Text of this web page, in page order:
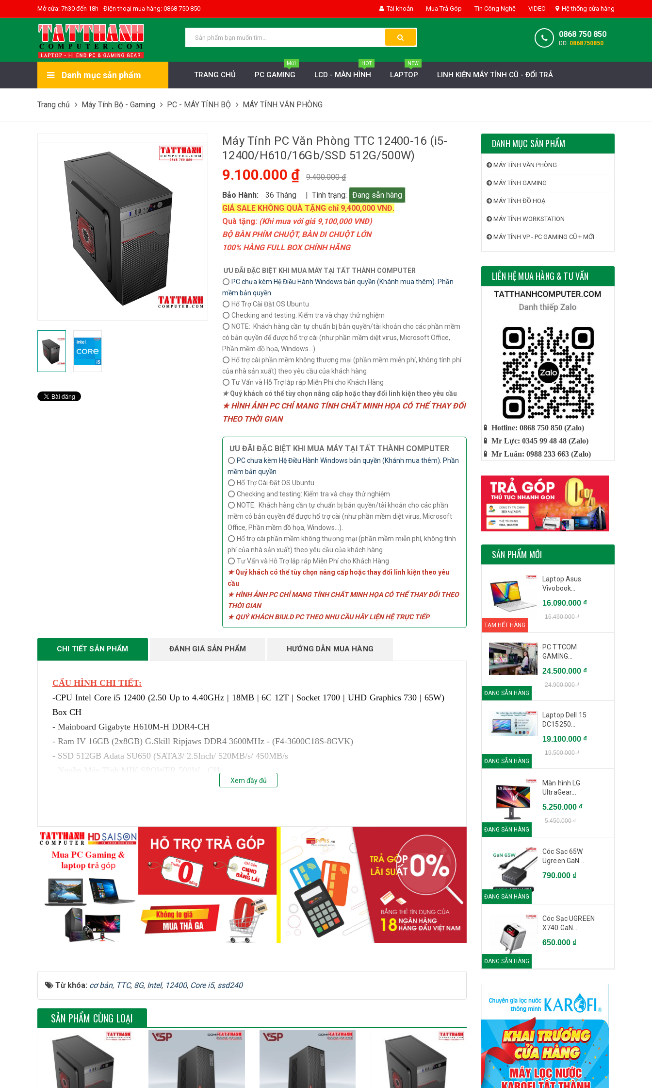
Mở cửa: 7h30 đến 18h - Điện thoại mua hàng: 0868 750 850 Tài khoản Mua Trả Góp Tin Công Nghệ VIDEO Hệ thống cửa hàng
0868 750 850
DĐ: 0868750850
Danh mục sản phẩm TRANG CHỦ PC GAMING
MỚI
LCD - MÀN HÌNH
HOT
LAPTOP
NEW
LINH KIỆN MÁY TÍNH CŨ - ĐỔI TRẢ
Trang chủ Máy Tính Bộ - Gaming PC - MÁY TÍNH BỘ MÁY TÍNH VĂN PHÒNG
Máy Tính PC Văn Phòng TTC 12400-16 (i5-
12400/H610/16Gb/SSD 512G/500W)
9.100.000 ₫
9.400.000 ₫
Bảo Hành:
36 Tháng | Tình trạng:
Đang sẵn hàng
GIÁ SALE KHÔNG QUÀ TẶNG chỉ 9,400,000 VNĐ.
Quà tặng: (Khi mua với giá 9,100,000 VNĐ)
BỘ BÀN PHÍM CHUỘT, BÀN DI CHUỘT LỚN
100% HÀNG FULL BOX CHÍNH HÃNG
ƯU ĐÃI ĐẶC BIỆT KHI MUA MÁY TẠI TẤT THÀNH COMPUTER
⭕ PC chưa kèm Hệ Điều Hành Windows bản quyền (Khánh mua thêm). Phần
mềm bản quyền
⭕ Hổ Trợ Cài Đặt OS Ubuntu
⭕ Checking and testing: Kiểm tra và chạy thử nghiệm
⭕ NOTE: Khách hàng cần tự chuẩn bị bản quyền/tài khoản cho các phần mềm
có bản quyền để được hổ trợ cài (như phần mềm diệt virus, Microsoft Office,
Phần mềm đồ họa, Windows...).
⭕ Hổ trợ cài phần mềm không thương mại (phần mềm miễn phí, không tính phí
của nhà sản xuất) theo yêu cầu của khách hàng
⭕ Tư Vấn và Hỗ Trợ lắp ráp Miễn Phí cho Khách Hàng
★Quý khách có thể tùy chọn nâng cấp hoặc thay đổi linh kiện theo yêu cầu
★ HÌNH ẢNH PC CHỈ MANG TÍNH CHẤT MINH HỌA CÓ THỂ THAY ĐỔI
THEO THỜI GIAN
ƯU ĐÃI ĐẶC BIỆT KHI MUA MÁY TẠI TẤT THÀNH COMPUTER
⭕ PC chưa kèm Hệ Điều Hành Windows bản quyền (Khánh mua thêm). Phần
mềm bản quyền
⭕ Hổ Trợ Cài Đặt OS Ubuntu
⭕ Checking and testing: Kiểm tra và chạy thử nghiệm
⭕ NOTE: Khách hàng cần tự chuẩn bị bản quyền/tài khoản cho các phần
mềm có bản quyền để được hổ trợ cài (như phần mềm diệt virus, Microsoft
Office, Phần mềm đồ họa, Windows...).
⭕ Hổ trợ cài phần mềm không thương mại (phần mềm miễn phí, không tính
phí của nhà sản xuất) theo yêu cầu của khách hàng
⭕ Tư Vấn và Hỗ Trợ lắp ráp Miễn Phí cho Khách Hàng
★Quý khách có thể tùy chọn nâng cấp hoặc thay đổi linh kiện theo yêu
cầu
★ HÌNH ẢNH PC CHỈ MANG TÍNH CHẤT MINH HỌA CÓ THỂ THAY ĐỔI THEO
THỜI GIAN
★ QUÝ KHÁCH BIULD PC THEO NHU CẦU HÃY LIỆN HỆ TRỰC TIẾP
CHI TIẾT SẢN PHẨM ĐÁNH GIÁ SẢN PHẨM HƯỚNG DẪN MUA HÀNG
CẤU HÌNH CHI TIẾT:
-CPU Intel Core i5 12400 (2.50 Up to 4.40GHz | 18MB | 6C 12T | Socket 1700 | UHD Graphics 730 | 65W)
Box CH
- Mainboard Gigabyte H610M-H DDR4-CH
- Ram IV 16GB (2x8GB) G.Skill Ripjaws DDR4 3600MHz - (F4-3600C18S-8GVK)
- SSD 512GB Adata SU650 (SATA3/ 2.5Inch/ 520MB/s/ 450MB/s
- Nguồn Máy Tính MIK SPOWER 500W - CH
BẢO HÀNH 3 HOẶC 36 THÁNG TÙY THEO LINH KIỆN .
Xem đầy đủ
Từ khóa: cơ bản, TTC, 8G, Intel, 12400, Core i5, ssd240
SẢN PHẨM CÙNG LOẠI
DANH MỤC SẢN PHẨM
MÁY TÍNH VĂN PHÒNG
MÁY TÍNH GAMING
MÁY TÍNH ĐỒ HOẠ
MÁY TÍNH WORKSTATION
MÁY TÍNH VP - PC GAMING CŨ + MỚI
LIÊN HỆ MUA HÀNG & TƯ VẤN
📱 Hotline: 0868 750 850 (Zalo)
📱 Mr Lực: 0345 99 48 48 (Zalo)
📱 Mr Luân: 0988 233 663 (Zalo)
SẢN PHẨM MỚI
TẠM HẾT HÀNG
Laptop Asus
Vivobook...
16.090.000 ₫
16.490.000 ₫
ĐANG SẴN HÀNG
PC TTCOM
GAMING...
24.500.000 ₫
24.900.000 ₫
ĐANG SẴN HÀNG
Laptop Dell 15
DC15250...
19.100.000 ₫
19.500.000 ₫
ĐANG SẴN HÀNG
Màn hình LG
UltraGear...
5.250.000 ₫
5.450.000 ₫
ĐANG SẴN HÀNG
Cóc Sạc 65W
Ugreen GaN...
790.000 ₫
ĐANG SẴN HÀNG
Cóc Sạc UGREEN
X740 GaN...
650.000 ₫